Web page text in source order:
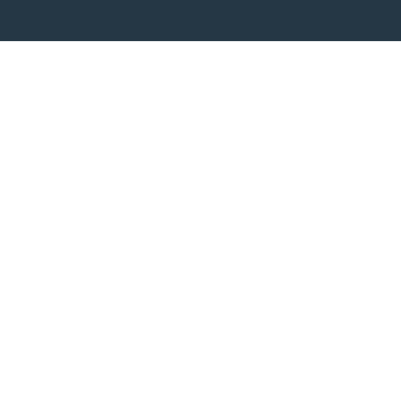
Сезнең үрнәк нигезендә,